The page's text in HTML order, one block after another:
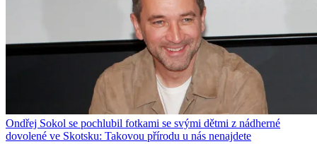
Ondřej Sokol se pochlubil fotkami se svými dětmi z nádherné
dovolené ve Skotsku: Takovou přírodu u nás nenajdete